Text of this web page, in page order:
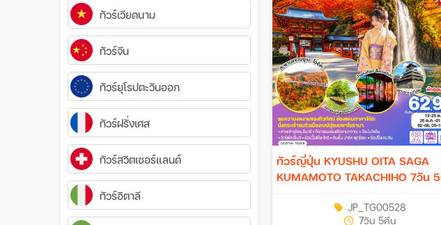
ทัวร์เวียดนาม
ทัวร์จีน
ทัวร์ยุโรปตะวันออก
ทัวร์ฝรั่งเศส
ทัวร์สวิตเซอร์แลนด์
ทัวร์อิตาลี
ทัวร์ญี่ปุ่น KYUSHU OITA SAGA
KUMAMOTO TAKACHIHO 7วัน 5คืน
[TG]
JP_TG00528
7วัน 5คืน